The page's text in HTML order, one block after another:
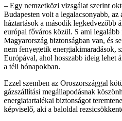
– Egy nemzetközi vizsgálat szerint
Budapesten volt a legalacsonyabb, az
háztartások a második legkedvezőbb
európai főváros közül. S ami
Magyarország biztonságban van, és
nem fenyegetik energiakimaradások,
Európával, ahol hosszabb ideig lehet
a téli hónapokban.
Ezzel szemben az Oroszországgal
gázszállítási megállapodásnak
energiatartalékai biztonságot
képviselő, aki a baloldal